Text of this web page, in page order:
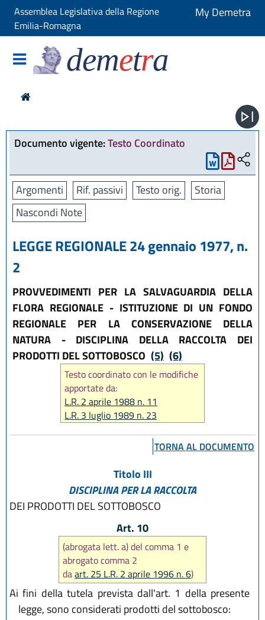
Assemblea Legislativa della Regione
Emilia-Romagna
My Demetra
demetra
Documento vigente:Testo Coordinato
Argomenti Rif. passivi Testo orig.
Storia
Nascondi Note
LEGGE REGIONALE 24 gennaio 1977, n.
2
PROVVEDIMENTI PER LA SALVAGUARDIA DELLA
FLORA REGIONALE - ISTITUZIONE DI UN FONDO
REGIONALE PER LA CONSERVAZIONE DELLA
NATURA - DISCIPLINA DELLA RACCOLTA DEI
PRODOTTI DEL SOTTOBOSCO (5) (6)
Testo coordinato con le modifiche
apportate da:
L.R. 2 aprile 1988 n. 11
L.R. 3 luglio 1989 n. 23
L.R. 21 aprile 1999 n. 3
L.R. 13 novembre 2001 n. 38
L.R. 1 agosto 2002 n. 18
L.R. 26 luglio 2003 n. 15
L.R. 17 febbraio 2005 n. 6
L.R. 23 dicembre 2011 n. 24
L.R. 28 dicembre 2023, n. 20
TORNA AL DOCUMENTO
Titolo III
DISCIPLINA PER LA RACCOLTA
DEI PRODOTTI DEL SOTTOBOSCO
Art. 10
(abrogata lett. a) del comma 1 e
abrogato comma 2
daart. 25 L.R. 2 aprile 1996 n. 6)
Ai fini della tutela prevista dall'art. 1 della presente
legge, sono considerati prodotti del sottobosco: